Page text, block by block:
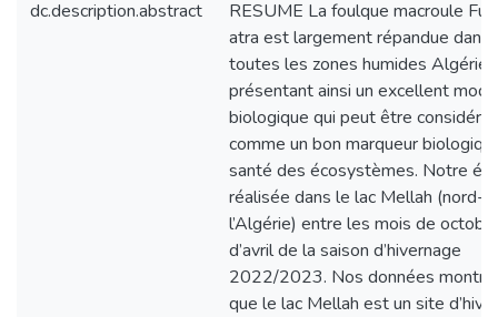
dc.description.abstract
RESUME La foulque macroule
atra est largement répandue dans
toutes les zones humides
présentant ainsi un excellent
biologique qui peut être considéré
comme un bon marqueur
santé des écosystèmes. Notre
réalisée dans le lac Mellah (nord-
l’Algérie) entre les mois de
d’avril de la saison d’hivernage
2022/2023. Nos données
que le lac Mellah est un site